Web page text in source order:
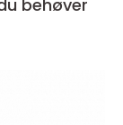
behøver